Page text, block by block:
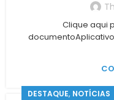
Clique aqui
DESTAQUE, NOTÍCIAS